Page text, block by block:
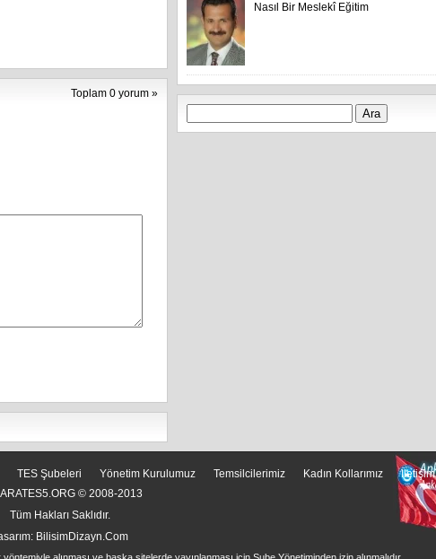
Toplam 0 yorum »
Nasıl Bir Meslekî Eğitim
Arama:
TES Şubeleri Yönetim Kurulumuz Temsilcilerimiz Kadın Kollarımız
İletişim
© 2008-2013
Tüm Hakları Saklıdır.
BilisimDizayn.Com